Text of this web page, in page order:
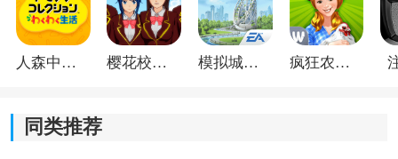
车。
枪战与战术玩法：
搜到的零件可以自由组装枪械，根据战斗场景调整配
人森中文版 樱花校园模拟器1.048.00中文版 模拟城市我是巿长联机版 疯狂农场3美国派19
同类推荐